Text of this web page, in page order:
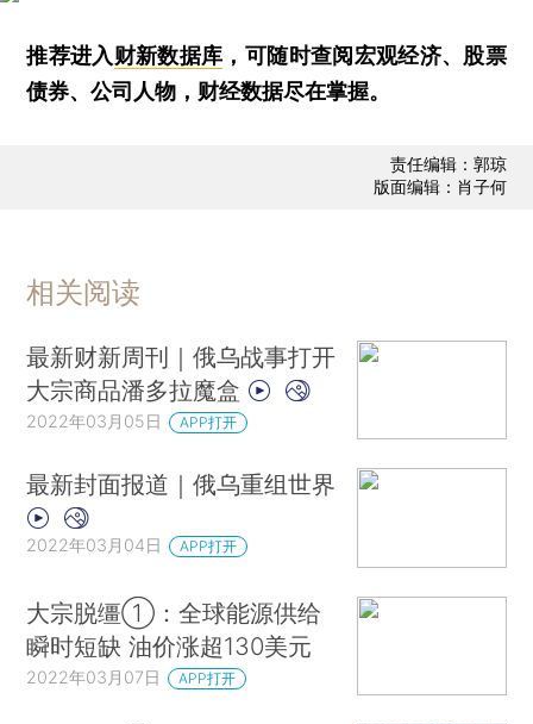
推荐进入财新数据库 ，可随时查阅宏观经济、股票
债券、公司人物，财经数据尽在掌握。
责任编辑：郭琼
版面编辑：肖子何
相关阅读
最新财新周刊｜俄乌战事打开
大宗商品潘多拉魔盒
2022年03月05日 APP打开
最新封面报道｜俄乌重组世界
2022年03月04日 APP打开
大宗脱缰①：全球能源供给
瞬时短缺 油价涨超130美元
2022年03月07日 APP打开